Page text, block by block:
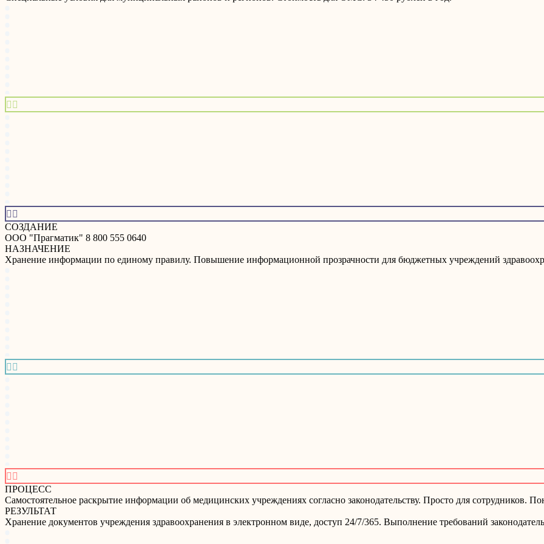
 
 
СОЗДАНИЕ
ООО "Прагматик" 8 800 555 0640
НАЗНАЧЕНИЕ
Хранение информации по единому правилу. Повышение информационной прозрачности для бюджетных учреждений
 
 
ПРОЦЕСС
Самостоятельное раскрытие информации об медицинских учреждениях согласно законодательству. Просто для сотрудников.
РЕЗУЛЬТАТ
Хранение документов учреждения здравоохранения в электронном виде, доступ 24/7/365. Выполнение требований